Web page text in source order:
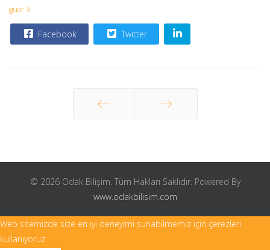
guar 3
Facebook Twitter
© 2026 Odak Bilişim. Tüm Hakları Saklıdır. Powered By
www.odakbilisim.com
Web sitemizde size en iyi deneyimi sunabilmemiz için çerezleri
kullanıyoruz.